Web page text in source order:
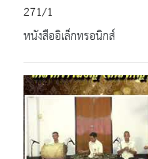
271/1
หนังสืออิเล็กทรอนิกส์